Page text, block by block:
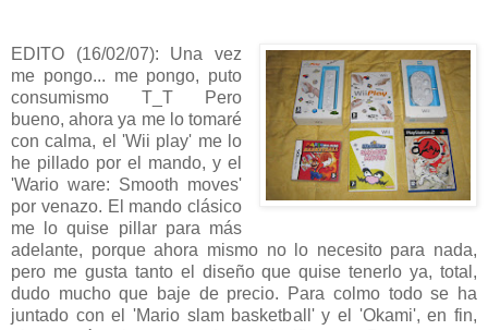
EDITO (16/02/07): Una vez
me pongo... me pongo, puto
consumismo T_T Pero
bueno, ahora ya me lo tomaré
con calma, el 'Wii play' me lo
he pillado por el mando, y el
'Wario ware: Smooth moves'
por venazo. El mando clásico
me lo quise pillar para más
adelante, porque ahora mismo no lo necesito para nada,
pero me gusta tanto el diseño que quise tenerlo ya, total,
dudo mucho que baje de precio. Para colmo todo se ha
juntado con el 'Mario slam basketball' y el 'Okami', en fin,